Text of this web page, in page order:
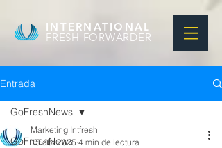
INTERNATIONAL
FRESH FORWARDER
Entrada
GoFreshNews
GoFreshNews
Marketing Intfresh
15 abr 2025 4 min de lectura